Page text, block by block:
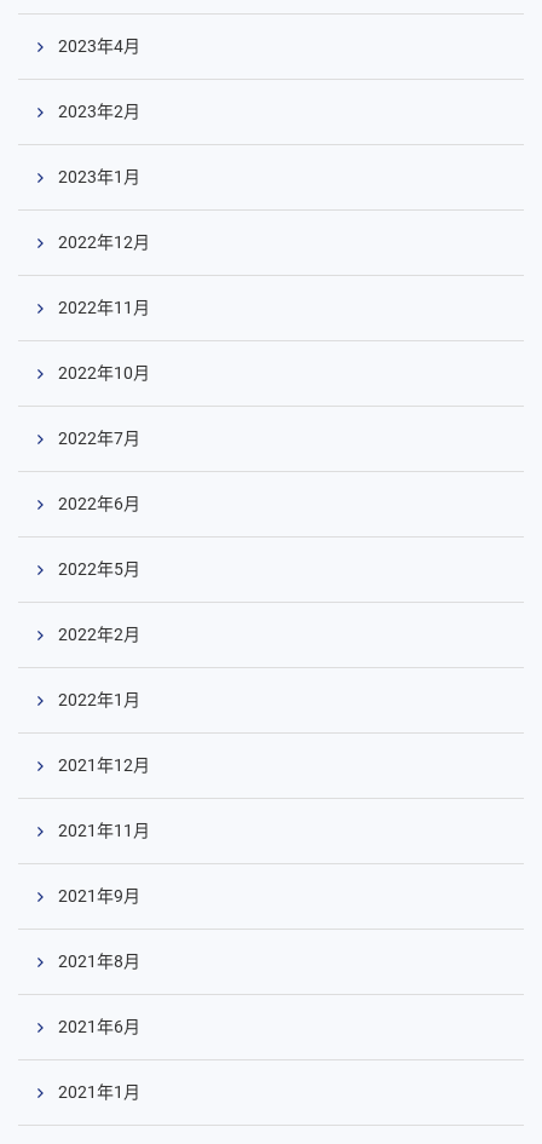
2023年4月
2023年2月
2023年1月
2022年12月
2022年11月
2022年10月
2022年7月
2022年6月
2022年5月
2022年2月
2022年1月
2021年12月
2021年11月
2021年9月
2021年8月
2021年6月
2021年1月